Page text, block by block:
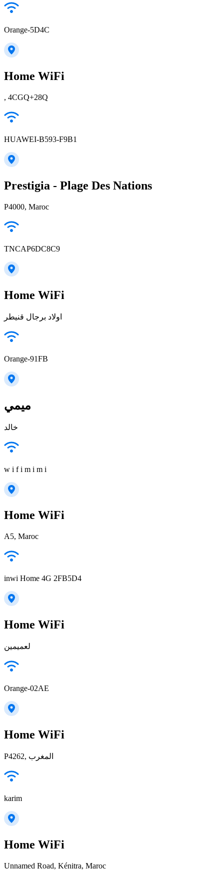
Orange-5D4C
Home WiFi
, 4CGQ+28Q
HUAWEI-B593-F9B1
Prestigia - Plage Des Nations
P4000, Maroc
TNCAP6DC8C9
Home WiFi
اولاد برجال قنيطر
Orange-91FB
ميمي
خالد
w i f i m i m i
Home WiFi
A5, Maroc
inwi Home 4G 2FB5D4
Home WiFi
لعميمين
Orange-02AE
Home WiFi
P4262, المغرب
karim
Home WiFi
Unnamed Road, Kénitra, Maroc